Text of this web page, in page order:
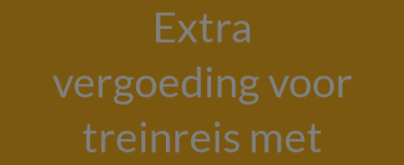
Extra
vergoeding voor
treinreis met